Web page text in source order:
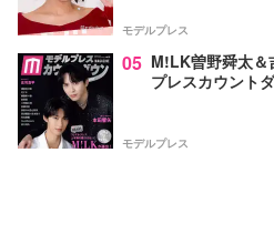
モデルプレス
05 M!LK曽野舜太＆
プレスカウント
モデルプレス